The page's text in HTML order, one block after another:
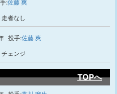
:佐藤 爽
走者なし
投手:佐藤 爽
チェンジ
TOPへ